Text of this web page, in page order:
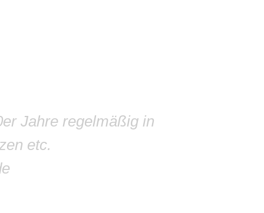
Jahre regelmäßig in
etc.